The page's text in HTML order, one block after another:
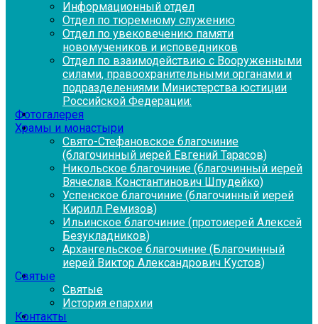
Информационный отдел
Отдел по тюремному служению
Отдел по увековечению памяти
новомучеников и исповедников
Отдел по взаимодействию с Вооруженными
силами, правоохранительными органами и
подразделениями Министерства юстиции
Российской Федерации:
Фотогалерея
Храмы и монастыри
Свято-Стефановское благочиние
(благочинный иерей Евгений Тарасов)
Никольское благочиние (благочинный иерей
Вячеслав Константинович Шпудейко)
Успенское благочиние (благочинный иерей
Кирилл Ремизов)
Ильинское благочиние (протоиерей Алексей
Безукладников)
Архангельское благочиние (Благочинный
иерей Виктор Александрович Кустов)
Святые
Святые
История епархии
Контакты